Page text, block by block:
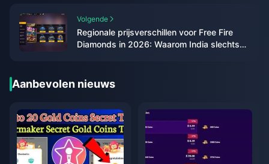
Volgende
Regionale prijsverschillen voor Free Fire
Diamonds in 2026: Waarom India slechts
Aanbevolen nieuws